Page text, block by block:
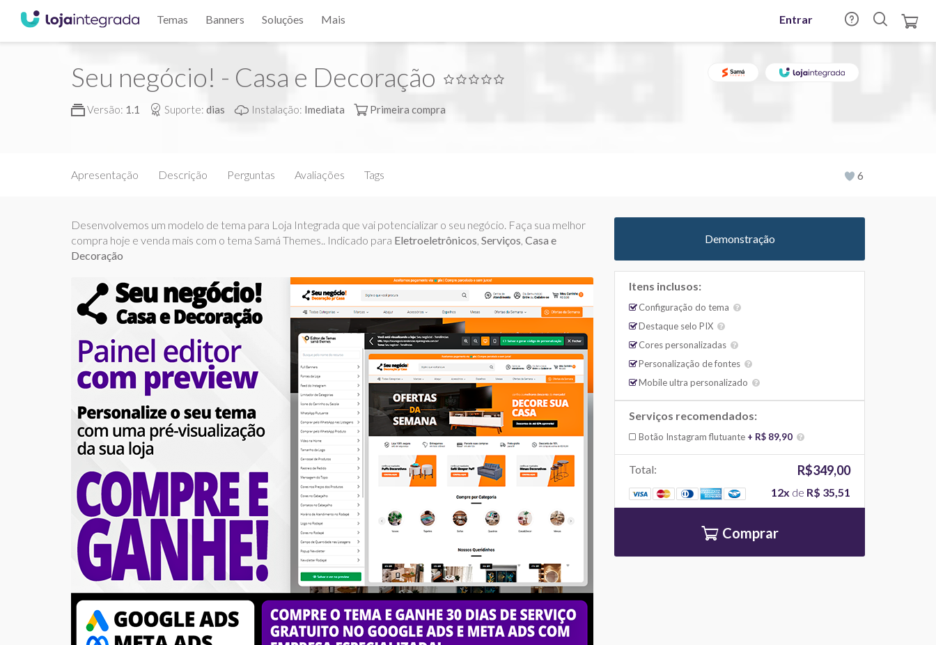
Temas Banners Soluções Mais Entrar
Seu negócio! - Casa e Decoração
Versão: 1.1 Suporte: dias Instalação: Imediata Primeira compra
Apresentação Descrição Perguntas Avaliações Tags 6
Desenvolvemos um modelo de tema para Loja Integrada que vai potencializar o seu negócio. Faça sua melhor
compra hoje e venda mais com o tema Samá Themes.. Indicado para Eletroeletrônicos, Serviços, Casa e
Decoração
Demonstração
Itens inclusos:
Configuração do tema
Destaque selo PIX
Cores personalizadas
Personalização de fontes
Mobile ultra personalizado
Serviços recomendados:
Botão Instagram flutuante + R$ 89,90
Total: R$349,00
12x de R$ 35,51
Comprar